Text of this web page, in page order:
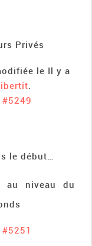
Privés
le Il y a
.
#5249
le début…
au niveau du
#5251